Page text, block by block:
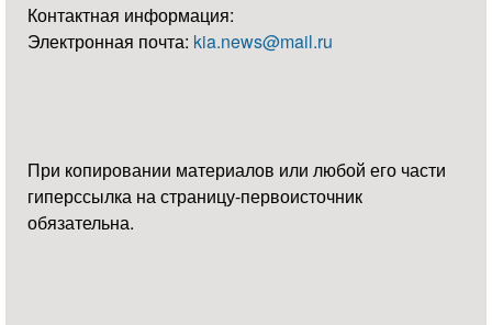
Контактная информация:
Электронная почта: kia.news@mail.ru
При копировании материалов или любой его части
гиперссылка на страницу-первоисточник
обязательна.